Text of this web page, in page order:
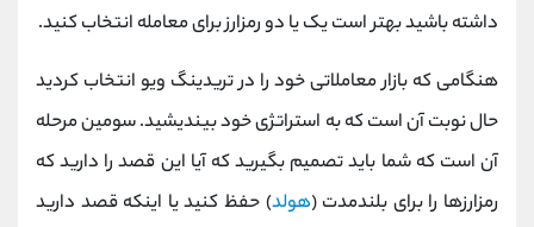
داشته باشید بهتر است یک یا دو رمزارز برای معامله انتخاب کنید.
هنگامی که بازار معاملاتی خود را در تریدینگ ویو انتخاب کردید
حال نوبت آن است که به استراتژی خود بیندیشید. سومین مرحله
آن است که شما باید تصمیم بگیرید که آیا این قصد را دارید که
رمزارزها را برای بلندمدت (هولد) حفظ کنید یا اینکه قصد دارید